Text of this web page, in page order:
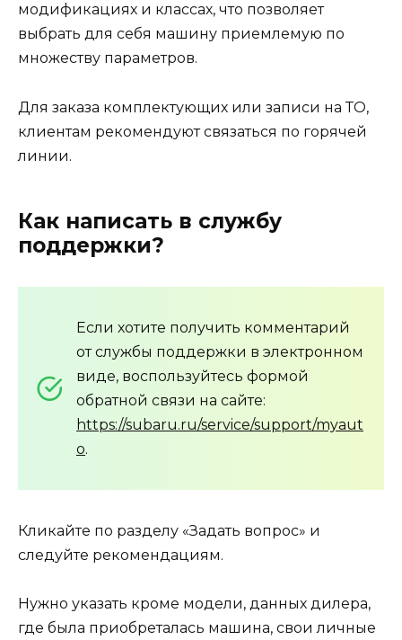
модификациях и классах, что позволяет
выбрать для себя машину приемлемую по
множеству параметров.
Для заказа комплектующих или записи на ТО,
клиентам рекомендуют связаться по горячей
линии.
Как написать в службу
поддержки?
Если хотите получить комментарий
от службы поддержки в электронном
виде, воспользуйтесь формой
обратной связи на сайте:
https://subaru.ru/service/support/myaut
o.
Кликайте по разделу «Задать вопрос» и
следуйте рекомендациям.
Нужно указать кроме модели, данных дилера,
где была приобреталась машина, свои личные